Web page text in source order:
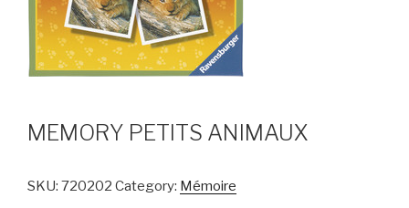
MEMORY PETITS ANIMAUX
SKU: 720202 Category: Mémoire